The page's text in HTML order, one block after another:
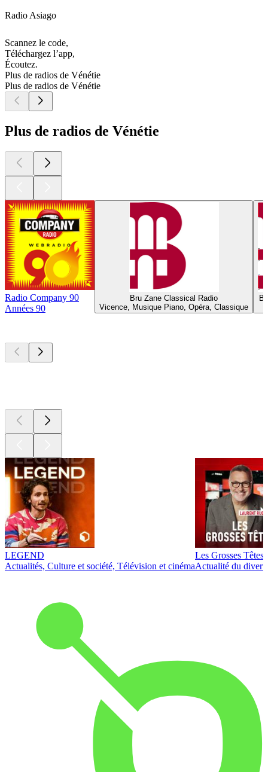
Radio Asiago
Scannez le code,
Téléchargez l’app,
Écoutez.
Plus de radios de Vénétie
Plus de radios de Vénétie
Plus de radios de Vénétie
Radio Company 90
Années 90
Bru Zane Classical Radio
Vicence, Musique Piano, Opéra, Classique
LEGEND
Actualités, Culture et société, Télévision et cinéma
Les Grosses Têtes
Actualité du